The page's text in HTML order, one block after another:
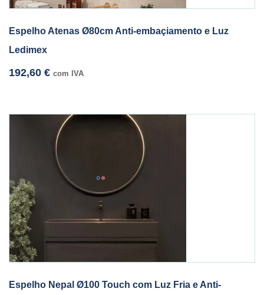
Espelho Atenas Ø80cm Anti-embaçiamento e Luz
Ledimex
192,60 € com IVA
Espelho Nepal Ø100 Touch com Luz Fria e Anti-